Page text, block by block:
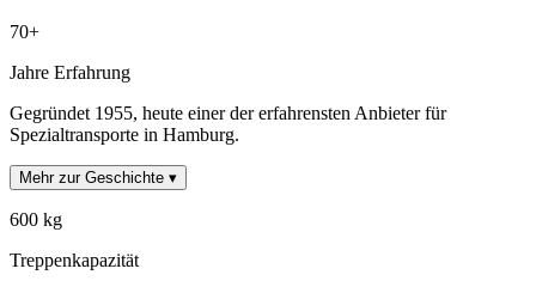
70+
Jahre Erfahrung
Gegründet 1955, heute einer der erfahrensten Anbieter für
Spezialtransporte in Hamburg.
Mehr zur Geschichte ▾
600 kg
Treppenkapazität